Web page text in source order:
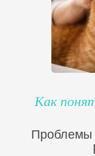
Как
Проблемы